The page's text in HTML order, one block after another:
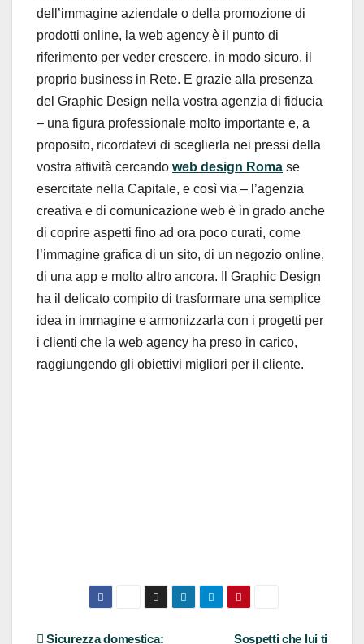
dell’immagine aziendale o della promozione di
prodotti online, la web agency è il punto di
riferimento per veder crescere, in modo sicuro, il
proprio business in Rete. E grazie alla presenza
del Graphic Design nella vostra agenzia di fiducia
– una figura professionale molto importante e, a
proposito, ricordatevi di sceglierla nei pressi della
vostra attività cercando web design Roma se
esercitate nella Capitale, e così via – l’agenzia
creativa e di comunicazione web è in grado anche
di coprire aspetti fino ad ora poco curati, come
l’immagine grafica di un sito, di un negozio online,
di una app e molto altro ancora. Il Graphic Design
ha il delicato compito di trasformare una semplice
idea in immagine e armonizzarla con i progetti per
i clienti che la web agency ha preso in carico,
raggiungendo gli obiettivi migliori per il cliente.
Sospetti che lui ti
Sicurezza domestica: